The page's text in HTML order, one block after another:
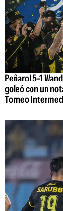
Peñarol 5-1
goleó con un
Torneo